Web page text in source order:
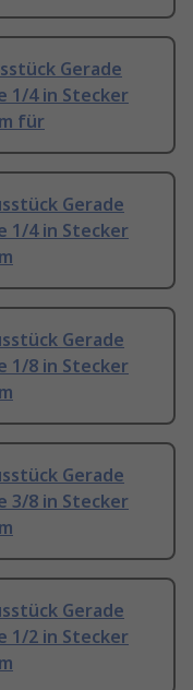
Gerade
1/4 in Stecker
für
Gerade
1/4 in Stecker
Gerade
1/8 in Stecker
Gerade
3/8 in Stecker
Gerade
1/2 in Stecker